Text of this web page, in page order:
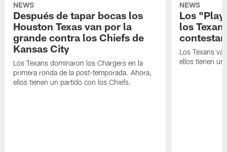
NEWS
Después de tapar bocas los
Houston Texas van por la
grande contra los Chiefs de
Kansas City
Los Texans dominaron los Chargers en la
primera ronda de la post-temporada. Ahora,
ellos tienen un partido con los Chiefs.
NEWS
Los
los
contestar
Los Texans
ellos tienen un